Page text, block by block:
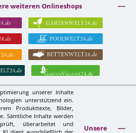
weiteren Onlineshops
unserer Inhalte
unterstützend ein.
Produkttexte, Bilder,
Sämtliche Inhalte werden
überarbeitet und
Unsere